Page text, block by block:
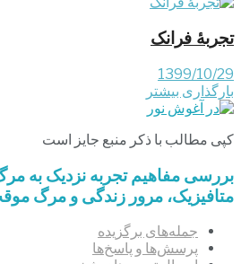
تجربۀ فرانک
1399/10/29
بارگذاری بیشتر
کپی مطالب با ذکر منبع جایز است
بررسی مفاهیم تجربه‌ نزدیک به
متافیزیک، مرور زندگی و مرگ
جمله‌های برگزیده
پرسش‌ها و پاسخ‌ها